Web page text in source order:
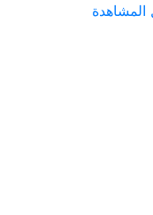
المشاهدة